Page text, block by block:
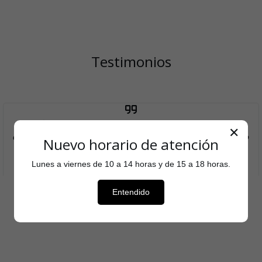
Testimonios
Aquí puedes agregar el testimonio que cada cliente
entregó sobre tu tienda para aumentar el reconocimiento
de tu marca.
Nombre del autor
✕
Nuevo horario de atención
Lunes a viernes de 10 a 14 horas y de 15 a 18 horas.
Entendido